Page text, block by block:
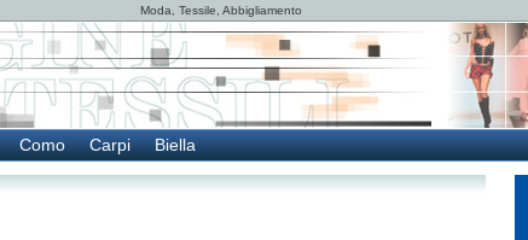
Moda, Tessile, Abbigliamento
Como Carpi Biella